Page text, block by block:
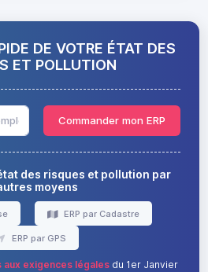
DE VOTRE ÉTAT DES
ET POLLUTION
Commander mon ERP
des risques et pollution par
moyens
ERP par Cadastre
ERP par GPS
aux exigences légalesdu 1er Janvier